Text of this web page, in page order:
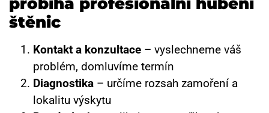
štěnic
Kontakt a konzultace – vyslechneme váš
problém, domluvíme termín
Diagnostika – určíme rozsah zamoření a
lokalitu výskytu